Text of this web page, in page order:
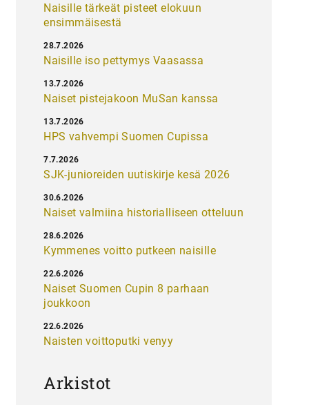
Naisille tärkeät pisteet elokuun
ensimmäisestä
Naisille iso pettymys Vaasassa
28.7.2026
Naiset pistejakoon MuSan kanssa
13.7.2026
HPS vahvempi Suomen Cupissa
13.7.2026
SJK-junioreiden uutiskirje kesä 2026
7.7.2026
Naiset valmiina historialliseen otteluun
30.6.2026
Kymmenes voitto putkeen naisille
28.6.2026
Naiset Suomen Cupin 8 parhaan
joukkoon
22.6.2026
Naisten voittoputki venyy
22.6.2026
Arkistot